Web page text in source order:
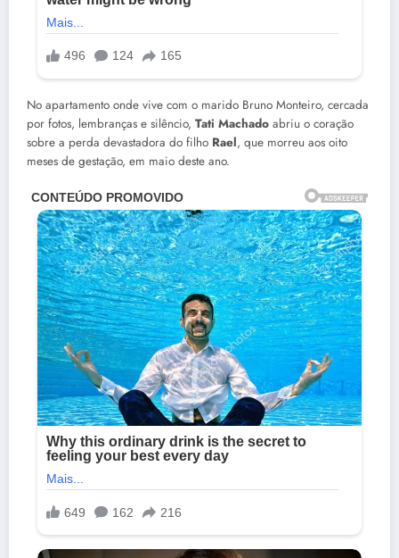
No apartamento onde vive com o marido Bruno Monteiro, cercada
por fotos, lembranças e silêncio, Tati Machado abriu o coração
sobre a perda devastadora do filho Rael, que morreu aos oito
meses de gestação, em maio deste ano.